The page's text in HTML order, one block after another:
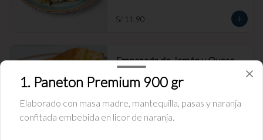
S/ 11.90
Empanada de Jamón y Queso
1. Paneton Premium 900 gr
Elaborado con masa madre, mantequilla, pasas y naranja
confitada embebida en licor de naranja.